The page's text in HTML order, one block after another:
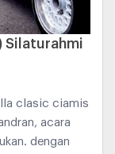
Silaturahmi
clasic ciamis
acara
dengan